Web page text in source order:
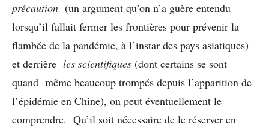
précaution (un argument qu’on n’a guère entendu
lorsqu’il fallait fermer les frontières pour prévenir la
flambée de la pandémie, à l’instar des pays asiatiques)
et derrière les scientifiques (dont certains se sont
quand même beaucoup trompés depuis l’apparition de
l’épidémie en Chine), on peut éventuellement le
comprendre. Qu’il soit nécessaire de le réserver en